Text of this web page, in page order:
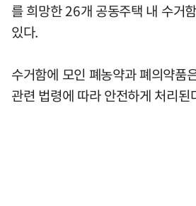
를 희망한 26개 공동주택 내 수거
있다.
수거함에 모인 폐농약과 폐의약품
관련 법령에 따라 안전하게 처리된